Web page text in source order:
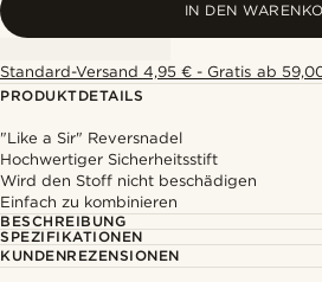
IN DEN
Standard-Versand 4,95 € - Gratis ab
PRODUKTDETAILS
"Like a Sir" Reversnadel
Hochwertiger Sicherheitsstift
Wird den Stoff nicht beschädigen
Einfach zu kombinieren
BESCHREIBUNG
SPEZIFIKATIONEN
KUNDENREZENSIONEN